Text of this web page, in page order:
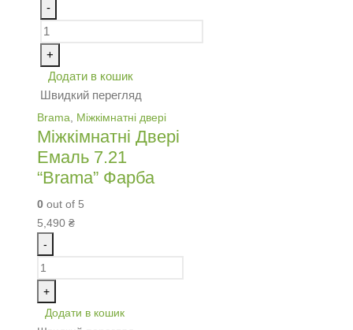
-
+
Додати в кошик
Швидкий перегляд
Brama Міжкімнатні двері
Міжкімнатні Двері
Емаль 7.21
“Brama” Фарба
0 out of 5
5,490 ₴
-
+
Додати в кошик